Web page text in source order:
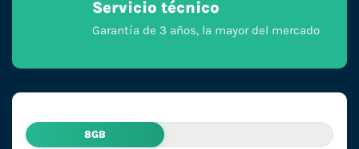
Servicio técnico
Garantía de 3 años, la mayor del mercado
8GB